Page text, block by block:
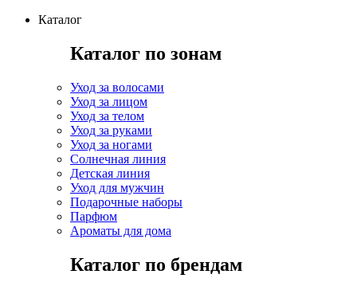
Каталог
Каталог по зонам
Уход за волосами
Уход за лицом
Уход за телом
Уход за руками
Уход за ногами
Солнечная линия
Детская линия
Уход для мужчин
Подарочные наборы
Парфюм
Ароматы для дома
Каталог по брендам